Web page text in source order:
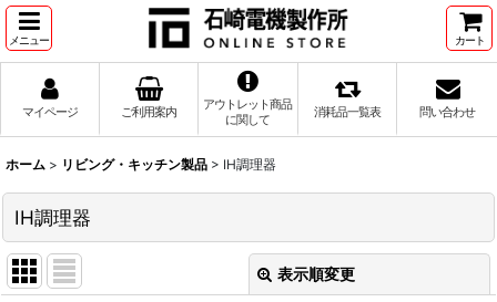
メニュー カート
マイページ ご利用案内
アウトレット商品
に関して
消耗品一覧表 問い合わせ
ホーム > リビング・キッチン製品 > IH調理器
IH調理器
表示順変更